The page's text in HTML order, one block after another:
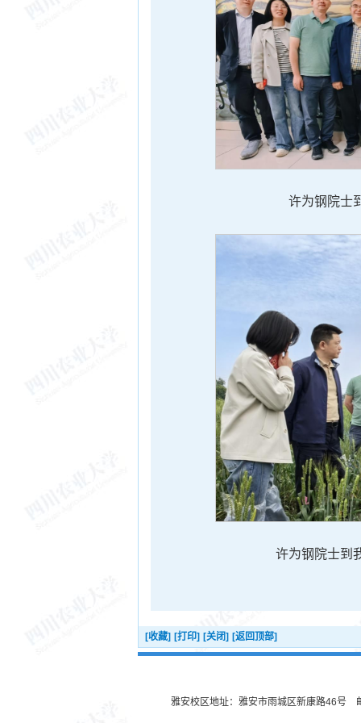
许为钢院士
许为钢院士到
[收藏] [打印] [关闭] [返回顶部]
雅安校区地址：雅安市雨城区新康路46号